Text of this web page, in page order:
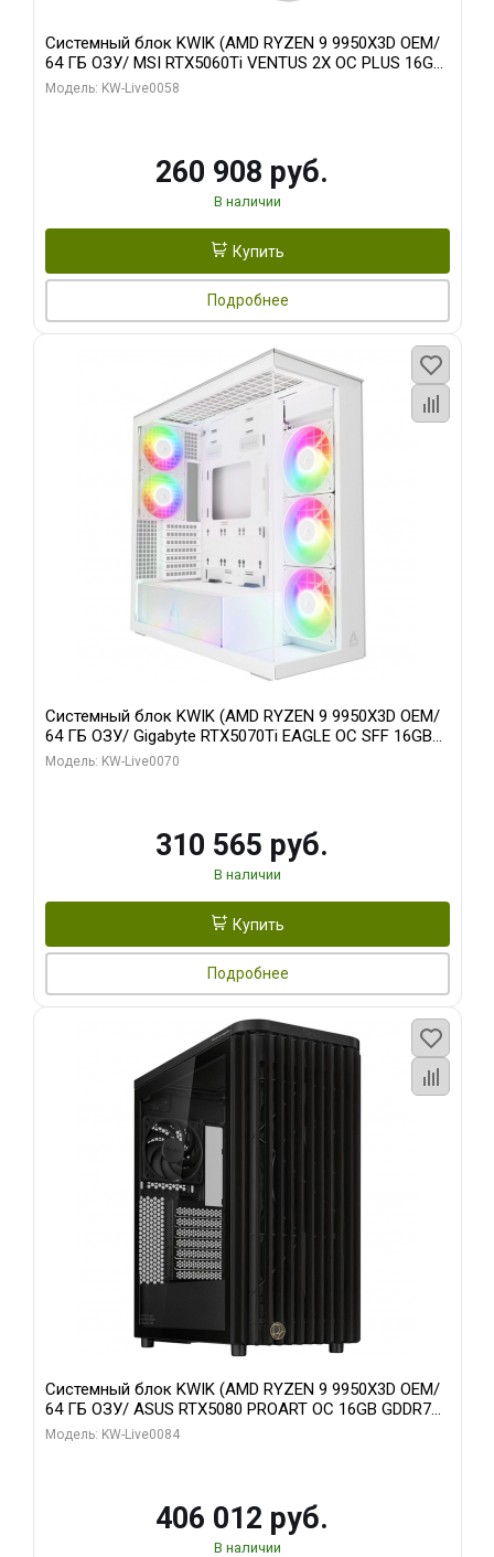
Системный блок KWIK (AMD RYZEN 9 9950X3D OEM/
64 ГБ ОЗУ/ MSI RTX5060Ti VENTUS 2X OC PLUS 16GB
GDDR7 128bit 3x/ 512 ГБ SSD)
Модель: KW-Live0058
260 908 руб.
В наличии
Купить
Подробнее
Системный блок KWIK (AMD RYZEN 9 9950X3D OEM/
64 ГБ ОЗУ/ Gigabyte RTX5070Ti EAGLE OC SFF 16GB
GDDR7 256bit 3x/ 512 ГБ SSD)
Модель: KW-Live0070
310 565 руб.
В наличии
Купить
Подробнее
Системный блок KWIK (AMD RYZEN 9 9950X3D OEM/
64 ГБ ОЗУ/ ASUS RTX5080 PROART OC 16GB GDDR7
256bit Type-C DP 2/ 960 ГБ SSD)
Модель: KW-Live0084
406 012 руб.
В наличии